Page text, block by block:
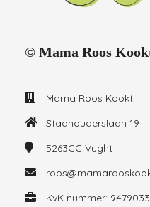
© Mama Roos
Mama Roos Kookt
Stadhouderslaan 19
5263CC Vught
KvK nummer: